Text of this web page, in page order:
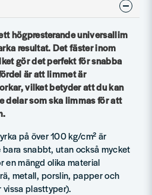
högpresterande universallim
resultat. Det fäster inom
gör det perfekt för snabba
är att limmet är
vilket betyder att du kan
delar som ska limmas för att
på över 100 kg/cm² är
snabbt, utan också mycket
en mängd olika material
metall, porslin, papper och
plasttyper).